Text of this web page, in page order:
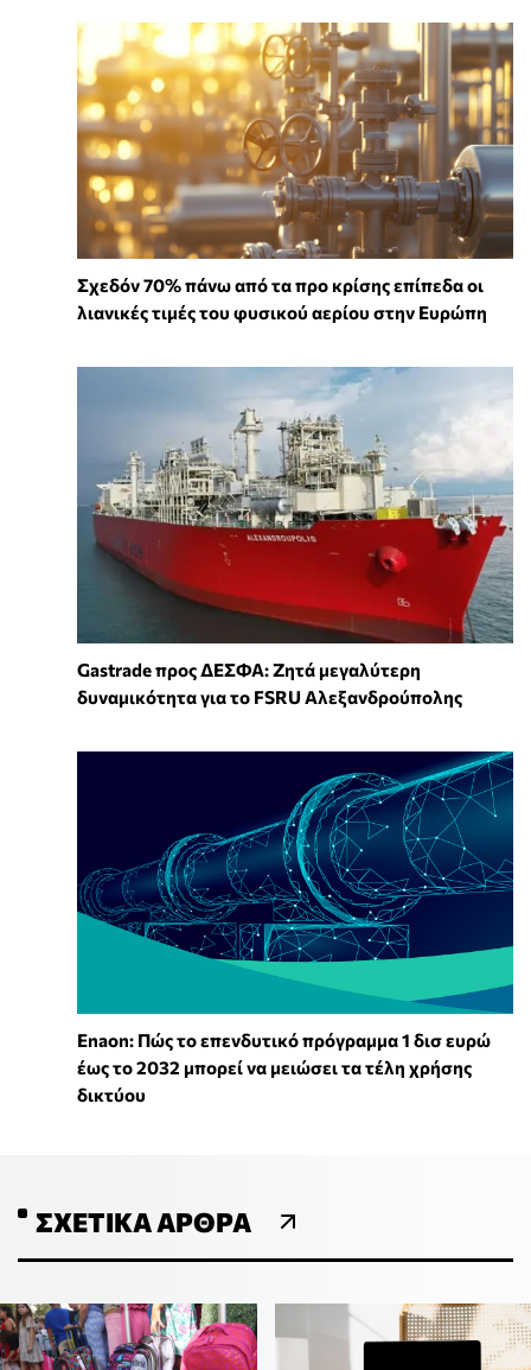
Σχεδόν 70% πάνω από τα προ κρίσης επίπεδα οι
λιανικές τιμές του φυσικού αερίου στην Ευρώπη
Gastrade προς ΔΕΣΦΑ: Ζητά μεγαλύτερη
δυναμικότητα για το FSRU Αλεξανδρούπολης
Enaon: Πώς το επενδυτικό πρόγραμμα 1 δισ ευρώ
έως το 2032 μπορεί να μειώσει τα τέλη χρήσης
δικτύου
ΣΧΕΤΙΚΆ ΆΡΘΡΑ